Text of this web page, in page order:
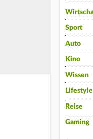
Sport
Auto
Kino
Wissen
Lifestyle
Reise
Gaming